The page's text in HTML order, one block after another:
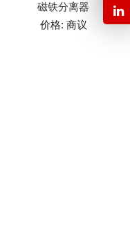
磁铁分离器
价格: 商议